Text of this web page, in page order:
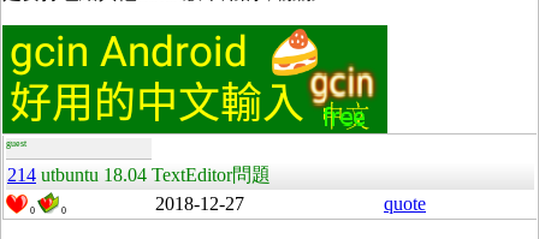
guest
214 utbuntu 18.04 TextEditor問題
0 0 2018-12-27 quote